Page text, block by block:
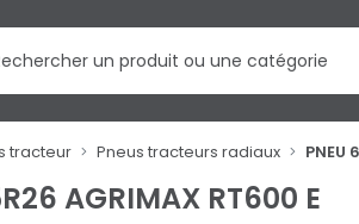
tracteur Pneus tracteurs radiaux PNEU
AGRIMAX RT600 E